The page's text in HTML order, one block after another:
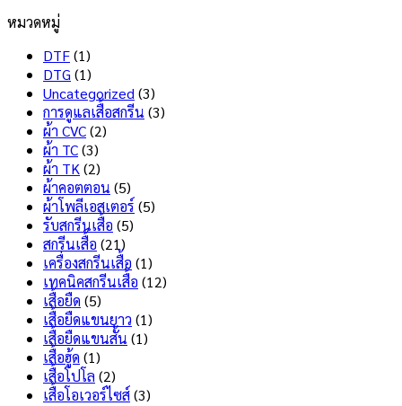
หมวดหมู่
DTF(1)
DTG (1)
Uncategorized (3)
การดูแลเสื้อสกรีน (3)
ผ้า CVC(2)
ผ้า TC(3)
ผ้า TK (2)
ผ้าคอตตอน (5)
ผ้าโพลีเอสเตอร์ (5)
รับสกรีนเสื้อ (5)
สกรีนเสื้อ (21)
เครื่องสกรีนเสื้อ (1)
เทคนิคสกรีนเสื้อ (12)
เสื้อยืด (5)
เสื้อยืดแขนยาว (1)
เสื้อยืดแขนสั้น (1)
เสื้อฮู้ด (1)
เสื้อโปโล (2)
เสื้อโอเวอร์ไซส์(3)